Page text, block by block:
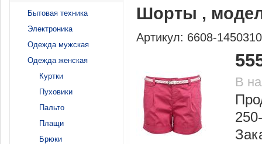
Шорты ,
Артикул: 6608-
В
Бытовая техника
Электроника
Одежда мужская
Одежда женская
Куртки
Пуховики
Пальто
Плащи
Брюки